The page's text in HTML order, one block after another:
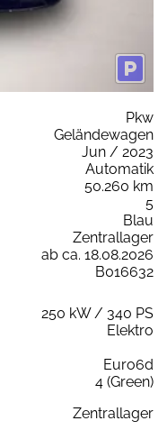
Pkw
Geländewagen
Jun / 2023
Automatik
50.260 km
5
Blau
Zentrallager
ab ca. 18.08.2026
B016632
250 kW / 340 PS
Elektro
Euro6d
4 (Green)
Zentrallager